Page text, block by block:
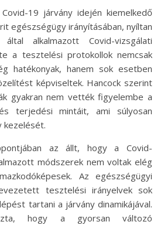
19 járvány idején kiemelkedő
egészségügy irányításában, nyíltan
alkalmazott Covid-vizsgálati
a tesztelési protokollok nemcsak
hatékonyak, hanem sok esetben
képviseltek. Hancock szerint
gyakran nem vették figyelembe a
terjedési mintáit, ami súlyosan
kezelését.
az állt, hogy a Covid-
módszerek nem voltak elég
Az egészségügyi
tesztelési irányelvek sok
tartani a járvány dinamikájával.
hogy a gyorsan változó